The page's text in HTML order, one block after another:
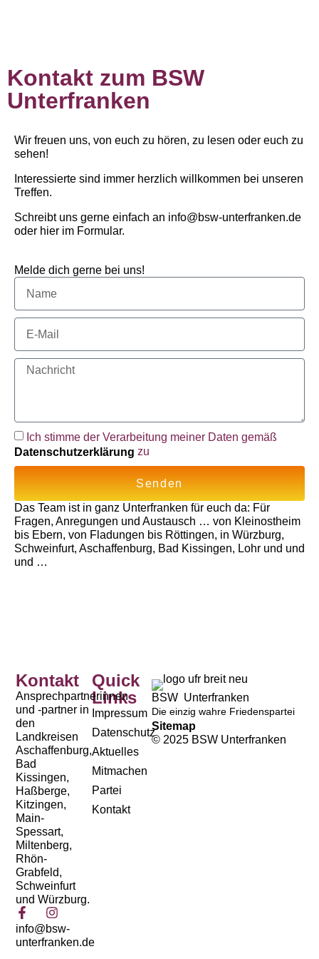
Kontakt zum BSW
Unterfranken
Wir freuen uns, von euch zu hören, zu lesen oder euch zu
sehen!
Interessierte sind immer herzlich willkommen bei unseren
Treffen.
Schreibt uns gerne einfach an info@bsw-unterfranken.de
oder hier im Formular.
Melde dich gerne bei uns!
Ich stimme der Verarbeitung meiner Daten gemäß
Datenschutzerklärung zu
Senden
Das Team ist in ganz Unterfranken für euch da: Für
Fragen, Anregungen und Austausch … von Kleinostheim
bis Ebern, von Fladungen bis Röttingen, in Würzburg,
Schweinfurt, Aschaffenburg, Bad Kissingen, Lohr und und
und …
BSW Unterfranken
Die einzig wahre Friedenspartei
Sitemap
© 2025 BSW Unterfranken
Quick
Links
Impressum
Datenschutz
Aktuelles
Mitmachen
Partei
Kontakt
Kontakt
Ansprechpartnerinnen
und -partner in
den
Landkreisen
Aschaffenburg,
Bad
Kissingen,
Haßberge,
Kitzingen,
Main-
Spessart,
Miltenberg,
Rhön-
Grabfeld,
Schweinfurt
und Würzburg.
info@bsw-
unterfranken.de